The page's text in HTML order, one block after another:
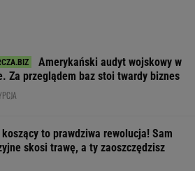
Amerykański audyt wojskowy w
Za przeglądem baz stoi twardy biznes
koszący to prawdziwa rewolucja! Sam
skosi trawę, a ty zaoszczędzisz